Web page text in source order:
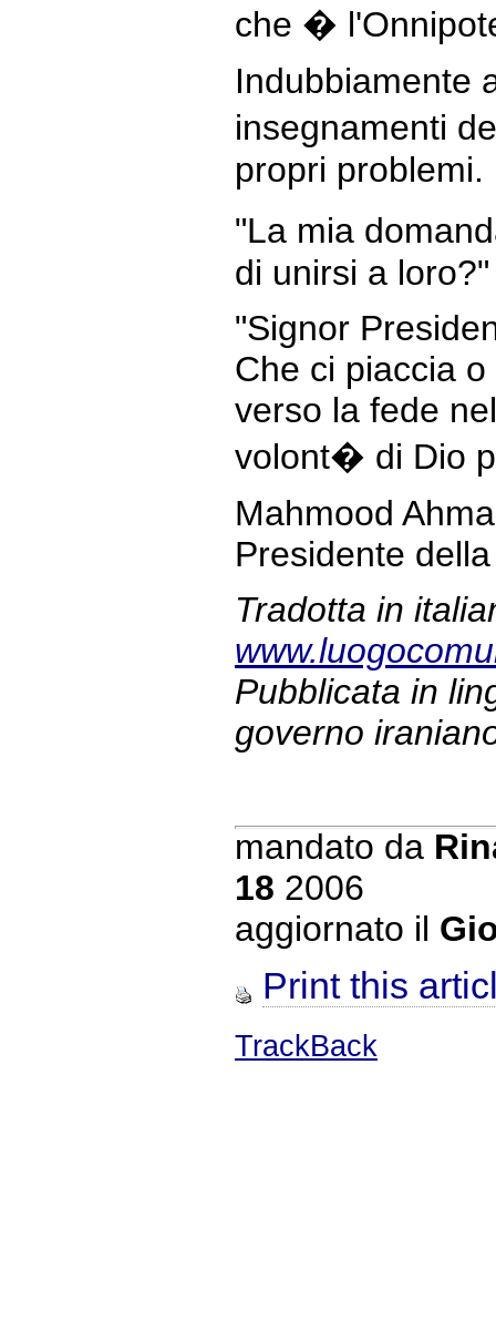
che �
Indubbiamente
insegnamenti
propri problemi.
"La mia
di unirsi a loro?"
"Signor
Che ci piaccia
verso la fede
volont� di Dio
Mahmood
Presidente
Tradotta in
Pubblicata in
governo
mandato da
18 2006
aggiornato il
Print this
TrackBack